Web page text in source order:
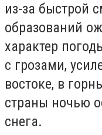
из-за быстрой
образований
характер
с грозами,
востоке, в
страны ночью
снега.